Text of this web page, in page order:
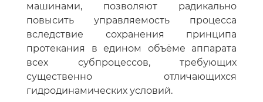
машинами, позволяют радикально
повысить управляемость процесса
вследствие сохранения принципа
протекания в едином объёме аппарата
всех субпроцессов, требующих
существенно отличающихся
гидродинамических условий.